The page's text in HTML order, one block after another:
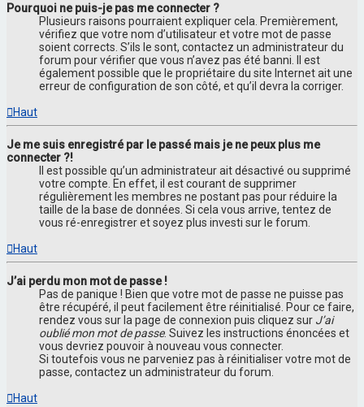
Pourquoi ne puis-je pas me connecter ?
Plusieurs raisons pourraient expliquer cela. Premièrement,
vérifiez que votre nom d’utilisateur et votre mot de passe
soient corrects. S’ils le sont, contactez un administrateur du
forum pour vérifier que vous n’avez pas été banni. Il est
également possible que le propriétaire du site Internet ait une
erreur de configuration de son côté, et qu’il devra la corriger.
Haut
Je me suis enregistré par le passé mais je ne peux plus me
connecter ?!
Il est possible qu’un administrateur ait désactivé ou supprimé
votre compte. En effet, il est courant de supprimer
régulièrement les membres ne postant pas pour réduire la
taille de la base de données. Si cela vous arrive, tentez de
vous ré-enregistrer et soyez plus investi sur le forum.
Haut
J’ai perdu mon mot de passe !
Pas de panique ! Bien que votre mot de passe ne puisse pas
être récupéré, il peut facilement être réinitialisé. Pour ce faire,
rendez vous sur la page de connexion puis cliquez sur J’ai
oublié mon mot de passe. Suivez les instructions énoncées et
vous devriez pouvoir à nouveau vous connecter.
Si toutefois vous ne parveniez pas à réinitialiser votre mot de
passe, contactez un administrateur du forum.
Haut